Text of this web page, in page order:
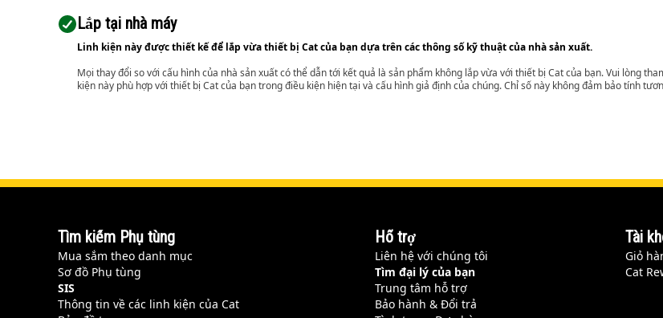
Lắp tại nhà máy
Linh kiện này được thiết kế để lắp vừa thiết bị Cat của bạn dựa trên các thông số kỹ thuật của nhà sản xuất.
Mọi thay đổi so với cấu hình của nhà sản xuất có thể dẫn tới kết quả là sản phẩm không lắp vừa với thiết bị Cat của bạn. Vui lòng
kiện này phù hợp với thiết bị Cat của bạn trong điều kiện hiện tại và cấu hình giả định của chúng. Chỉ số này không đảm bảo tính
Tìm kiếm Phụ tùng
Mua sắm theo danh mục
Sơ đồ Phụ tùng
SIS
Thông tin về các linh kiện của Cat
Hỗ trợ
Liên hệ với chúng tôi
Tìm đại lý của bạn
Trung tâm hỗ trợ
Bảo hành & Đổi trả
Tài
Giỏ
Cat